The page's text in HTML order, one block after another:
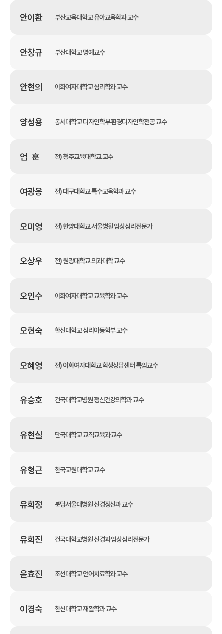
안이환 부산교육대학교 유아교육학과 교수
안창규 부산대학교 명예교수
안현의 이화여자대학교 심리학과 교수
양성용 동서대학교 디자인학부 환경디자인학전공 교수
엄 훈 전) 청주교육대학교 교수
여광응 전) 대구대학교 특수교육학과 교수
오미영 전) 한양대학교 서울병원 임상심리전문가
오상우 전) 원광대학교 의과대학 교수
오인수 이화여자대학교 교육학과 교수
오현숙 한신대학교 심리아동학부 교수
오혜영 전) 이화여자대학교 학생상담센터 특임교수
유승호 건국대학교병원 정신건강의학과 교수
유현실 단국대학교 교직교육과 교수
유형근 한국교원대학교 교수
유희정 분당서울대병원 신경정신과 교수
유희진 건국대학교병원 신경과 임상심리전문가
윤효진 조선대학교 언어치료학과 교수
이경숙 한신대학교 재활학과 교수